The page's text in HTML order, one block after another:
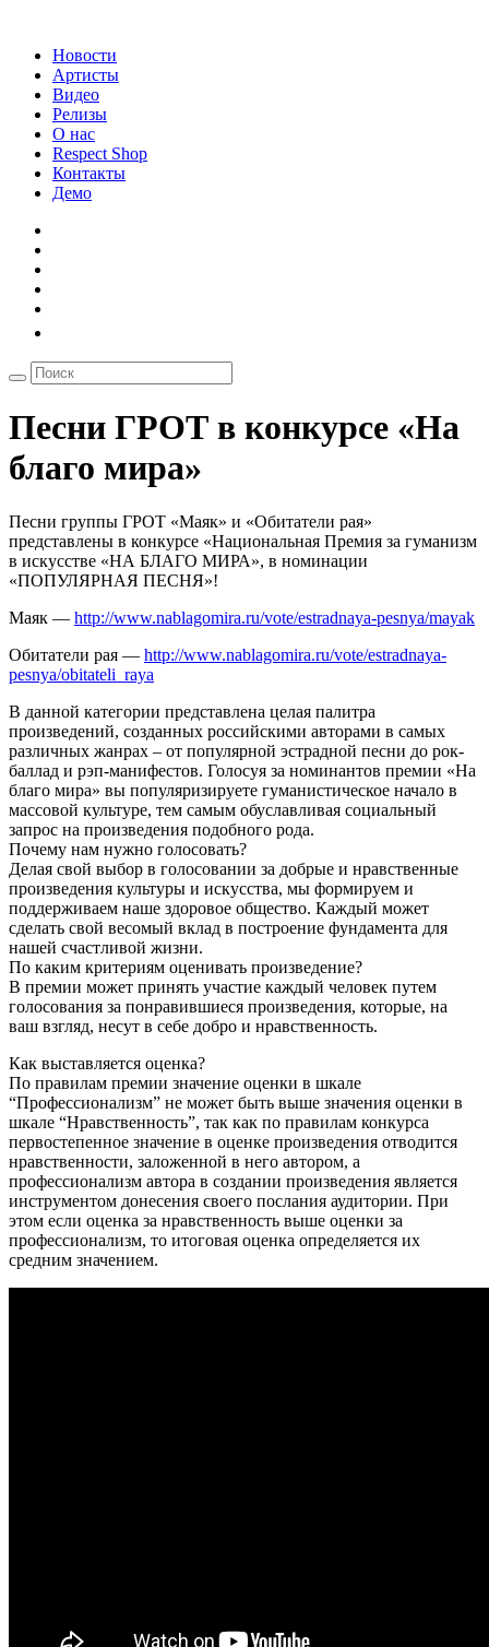
Новости
Артисты
Видео
Релизы
О нас
Respect Shop
Контакты
Демо
Песни ГРОТ в конкурсе «На
благо мира»
Песни группы ГРОТ «Маяк» и «Обитатели рая»
представлены в конкурсе «Национальная Премия за гуманизм
в искусстве «НА БЛАГО МИРА», в номинации
«ПОПУЛЯРНАЯ ПЕСНЯ»!
Маяк — http://www.nablagomira.ru/vote/estradnaya-pesnya/mayak
Обитатели рая — http://www.nablagomira.ru/vote/estradnaya-
pesnya/obitateli_raya
В данной категории представлена целая палитра
произведений, созданных российскими авторами в самых
различных жанрах – от популярной эстрадной песни до рок-
баллад и рэп-манифестов. Голосуя за номинантов премии «На
благо мира» вы популяризируете гуманистическое начало в
массовой культуре, тем самым обуславливая социальный
запрос на произведения подобного рода.
Почему нам нужно голосовать?
Делая свой выбор в голосовании за добрые и нравственные
произведения культуры и искусства, мы формируем и
поддерживаем наше здоровое общество. Каждый может
сделать свой весомый вклад в построение фундамента для
нашей счастливой жизни.
По каким критериям оценивать произведение?
В премии может принять участие каждый человек путем
голосования за понравившиеся произведения, которые, на
ваш взгляд, несут в себе добро и нравственность.
Как выставляется оценка?
По правилам премии значение оценки в шкале
“Профессионализм” не может быть выше значения оценки в
шкале “Нравственность”, так как по правилам конкурса
первостепенное значение в оценке произведения отводится
нравственности, заложенной в него автором, а
профессионализм автора в создании произведения является
инструментом донесения своего послания аудитории. При
этом если оценка за нравственность выше оценки за
профессионализм, то итоговая оценка определяется их
средним значением.